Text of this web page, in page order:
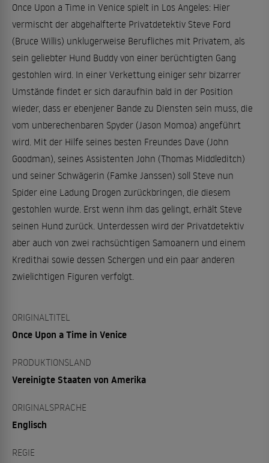
Once Upon a Time in Venice spielt in Los Angeles: Hier
vermischt der abgehalfterte Privatdetektiv Steve Ford
(Bruce Willis) unklugerweise Berufliches mit Privatem, als
sein geliebter Hund Buddy von einer berüchtigten Gang
gestohlen wird. In einer Verkettung einiger sehr bizarrer
Umstände findet er sich daraufhin bald in der Position
wieder, dass er ebenjener Bande zu Diensten sein muss, die
vom unberechenbaren Spyder (Jason Momoa) angeführt
wird. Mit der Hilfe seines besten Freundes Dave (John
Goodman), seines Assistenten John (Thomas Middleditch)
und seiner Schwägerin (Famke Janssen) soll Steve nun
Spider eine Ladung Drogen zurückbringen, die diesem
gestohlen wurde. Erst wenn ihm das gelingt, erhält Steve
seinen Hund zurück. Unterdessen wird der Privatdetektiv
aber auch von zwei rachsüchtigen Samoanern und einem
Kredithai sowie dessen Schergen und ein paar anderen
zwielichtigen Figuren verfolgt.
ORIGINALTITEL
Once Upon a Time in Venice
PRODUKTIONSLAND
Vereinigte Staaten von Amerika
ORIGINALSPRACHE
Englisch
REGIE